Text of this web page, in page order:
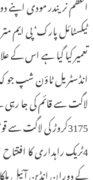
اعظم نریندر مودی اپنے
تعمیر کیا گیا ہے اس کے
لاگت سے قائم کی جا
4ٹریک راہداری کا
کے دوران انڈین آئیل